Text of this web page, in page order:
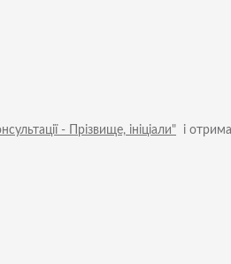
- Прізвище, ініціали" і